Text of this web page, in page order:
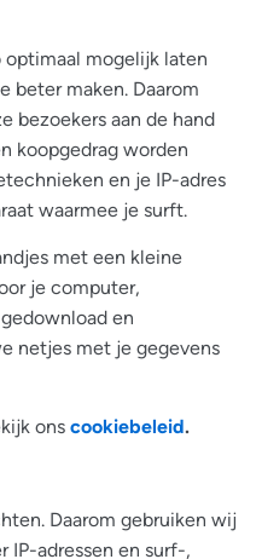
mogelijk laten
beter maken. Daarom
bezoekers aan de hand
koopgedrag worden
en je IP-adres
waarmee je surft.
met een kleine
je computer,
en
netjes met je gegevens
ons cookiebeleid.
Daarom gebruiken wij
IP-adressen en surf-,